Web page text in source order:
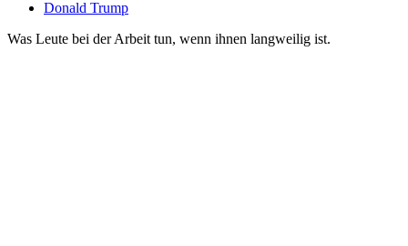
Donald Trump
Was Leute bei der Arbeit tun, wenn ihnen langweilig ist.